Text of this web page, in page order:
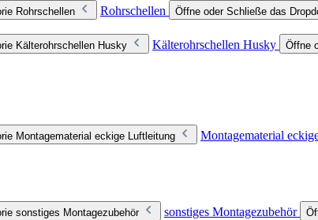
Rohrschellen Rohrschellen Öffne oder Schließe das
Kälterohrschellen Husky Kälterohrschellen Husky Öffne
Montagematerial eckige Luftleitung Montagematerial
sonstiges Montagezubehör sonstiges Montagezubehör